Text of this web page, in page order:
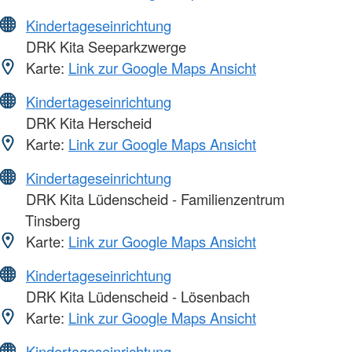
Kindertageseinrichtung
DRK Kita Seeparkzwerge
Karte: Link zur Google Maps Ansicht
Kindertageseinrichtung
DRK Kita Herscheid
Karte: Link zur Google Maps Ansicht
Kindertageseinrichtung
DRK Kita Lüdenscheid - Familienzentrum
Tinsberg
Karte: Link zur Google Maps Ansicht
Kindertageseinrichtung
DRK Kita Lüdenscheid - Lösenbach
Karte: Link zur Google Maps Ansicht